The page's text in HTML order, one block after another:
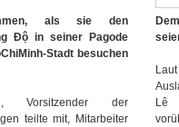
als sie den
Độ in seiner Pagode
Stadt besuchen
Vorsitzender der
teilte mit, Mitarbeiter
Lê